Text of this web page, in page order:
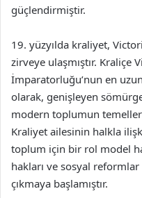
güçlendirmiştir.
19. yüzyılda kraliyet,
zirveye ulaşmıştır. Kraliçe
İmparatorluğu’nun en
olarak, genişleyen
modern toplumun
Kraliyet ailesinin halkla
toplum için bir rol model
hakları ve sosyal
çıkmaya başlamıştır.